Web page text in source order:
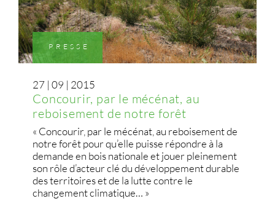
PRESSE
27 | 09 | 2015
Concourir, par le mécénat, au
reboisement de notre forêt
« Concourir, par le mécénat, au reboisement de
notre forêt pour qu’elle puisse répondre à la
demande en bois nationale et jouer pleinement
son rôle d’acteur clé du développement durable
des territoires et de la lutte contre le
changement climatique… »